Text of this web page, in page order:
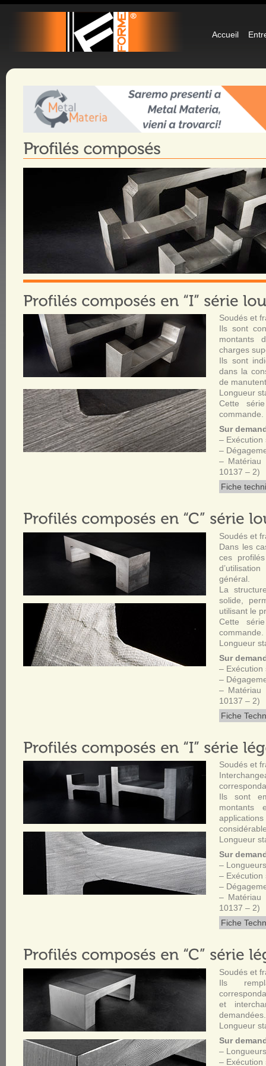
Accueil
Soudés et
Ils sont
montants
charges
Ils sont
dans la
de
Longueur
Cette
commande.
Sur
– Exécution
–
– Matériau
10137 – 2)
Fiche
Soudés et
Dans les
ces
général.
La
solide,
utilisant le
Cette
commande.
Longueur
Sur
– Exécution
–
– Matériau
10137 – 2)
Fiche
Soudés et
Ils sont
montants
Longueur
Sur
–
– Exécution
–
– Matériau
10137 – 2)
Fiche
Soudés et
Ils
et
demandées.
Longueur
Sur
–
– Exécution